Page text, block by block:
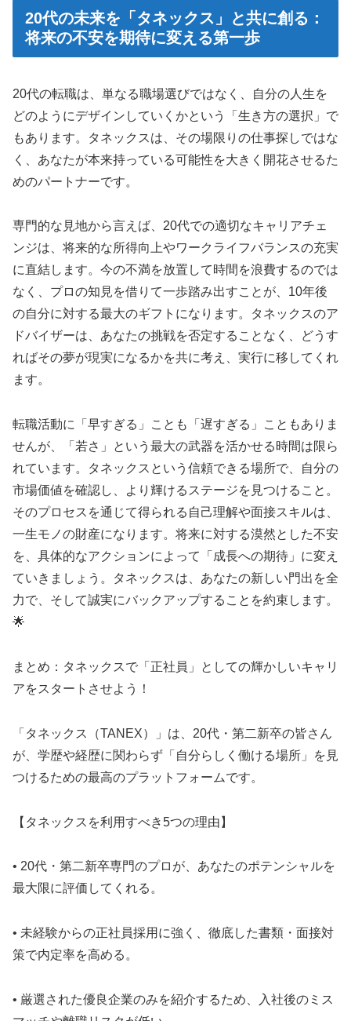
20代の未来を「タネックス」と共に創る：
将来の不安を期待に変える第一歩
20代の転職は、単なる職場選びではなく、自分の人生を
どのようにデザインしていくかという「生き方の選択」で
もあります。タネックスは、その場限りの仕事探しではな
く、あなたが本来持っている可能性を大きく開花させるた
めのパートナーです。
専門的な見地から言えば、20代での適切なキャリアチェ
ンジは、将来的な所得向上やワークライフバランスの充実
に直結します。今の不満を放置して時間を浪費するのでは
なく、プロの知見を借りて一歩踏み出すことが、10年後
の自分に対する最大のギフトになります。タネックスのア
ドバイザーは、あなたの挑戦を否定することなく、どうす
ればその夢が現実になるかを共に考え、実行に移してくれ
ます。
転職活動に「早すぎる」ことも「遅すぎる」こともありま
せんが、「若さ」という最大の武器を活かせる時間は限ら
れています。タネックスという信頼できる場所で、自分の
市場価値を確認し、より輝けるステージを見つけること。
そのプロセスを通じて得られる自己理解や面接スキルは、
一生モノの財産になります。将来に対する漠然とした不安
を、具体的なアクションによって「成長への期待」に変え
ていきましょう。タネックスは、あなたの新しい門出を全
力で、そして誠実にバックアップすることを約束します。
🌟
まとめ：タネックスで「正社員」としての輝かしいキャリ
アをスタートさせよう！
「タネックス（TANEX）」は、20代・第二新卒の皆さん
が、学歴や経歴に関わらず「自分らしく働ける場所」を見
つけるための最高のプラットフォームです。
【タネックスを利用すべき5つの理由】
• 20代・第二新卒専門のプロが、あなたのポテンシャルを
最大限に評価してくれる。
• 未経験からの正社員採用に強く、徹底した書類・面接対
策で内定率を高める。
• 厳選された優良企業のみを紹介するため、入社後のミス